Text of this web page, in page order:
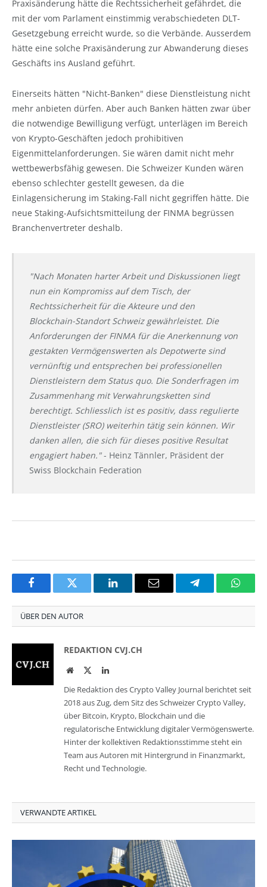
Praxisänderung hätte die Rechtssicherheit gefährdet, die
mit der vom Parlament einstimmig verabschiedeten DLT-
Gesetzgebung erreicht wurde, so die Verbände. Ausserdem
hätte eine solche Praxisänderung zur Abwanderung dieses
Geschäfts ins Ausland geführt.
Einerseits hätten "Nicht-Banken" diese Dienstleistung nicht
mehr anbieten dürfen. Aber auch Banken hätten zwar über
die notwendige Bewilligung verfügt, unterlägen im Bereich
von Krypto-Geschäften jedoch prohibitiven
Eigenmittelanforderungen. Sie wären damit nicht mehr
wettbewerbsfähig gewesen. Die Schweizer Kunden wären
ebenso schlechter gestellt gewesen, da die
Einlagensicherung im Staking-Fall nicht gegriffen hätte. Die
neue Staking-Aufsichtsmitteilung der FINMA begrüssen
Branchenvertreter deshalb.
"Nach Monaten harter Arbeit und Diskussionen liegt
nun ein Kompromiss auf dem Tisch, der
Rechtssicherheit für die Akteure und den
Blockchain-Standort Schweiz gewährleistet. Die
Anforderungen der FINMA für die Anerkennung von
gestakten Vermögenswerten als Depotwerte sind
vernünftig und entsprechen bei professionellen
Dienstleistern dem Status quo. Die Sonderfragen im
Zusammenhang mit Verwahrungsketten sind
berechtigt. Schliesslich ist es positiv, dass regulierte
Dienstleister (SRO) weiterhin tätig sein können. Wir
danken allen, die sich für dieses positive Resultat
engagiert haben."- Heinz Tännler, Präsident der
Swiss Blockchain Federation
FacebookTwitter LinkedInEmail Telegram
ÜBER DEN AUTOR
REDAKTION CVJ.CH
WebsiteTwitterLinkedIn
Die Redaktion des Crypto Valley Journal berichtet seit
2018 aus Zug, dem Sitz des Schweizer Crypto Valley,
über Bitcoin, Krypto, Blockchain und die
regulatorische Entwicklung digitaler Vermögenswerte.
Hinter der kollektiven Redaktionsstimme steht ein
Team aus Autoren mit Hintergrund in Finanzmarkt,
Recht und Technologie.
VERWANDTE ARTIKEL